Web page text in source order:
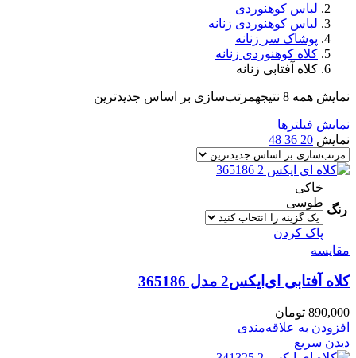
لباس کوهنوردی
لباس کوهنوردی زنانه
پوشاک سر زنانه
کلاه کوهنوردی زنانه
کلاه آفتابی زنانه
نمایش همه 8 نتیجه مرتب‌سازی بر اساس جدیدترین
نمایش فیلترها
نمایش 20
36
48
رنگ
خاکی
طوسی
پاک کردن
مقایسه
کلاه آفتابی ای‌ایکس2 مدل 365186
890,000 تومان
افزودن به علاقه‌مندی
دیدن سریع